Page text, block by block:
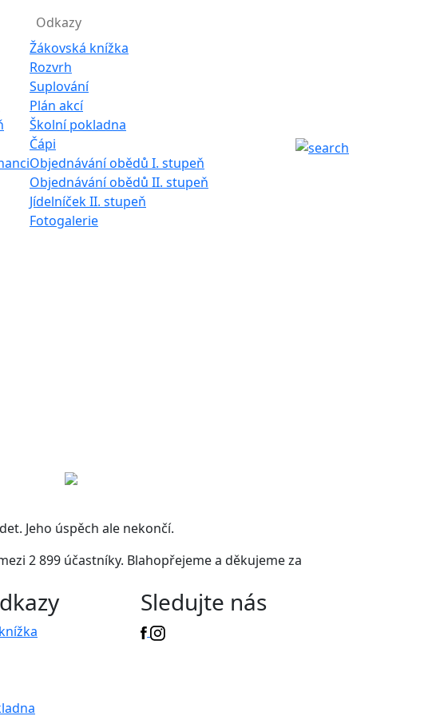
Odkazy
Žákovská knížka
Rozvrh
Suplování
Plán akcí
Školní pokladna
Čápi
Objednávání obědů I. stupeň
Objednávání obědů II. stupeň
Jídelníček II. stupeň
Fotogalerie
Jeho úspěch ale nekončí.
2 899 účastníky. Blahopřejeme a děkujeme za
Sledujte nás